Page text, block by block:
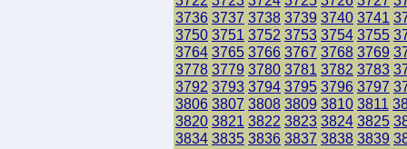
3736 3737 3738 3739 3740 3741
3750 3751 3752 3753 3754 3755
3764 3765 3766 3767 3768 3769
3778 3779 3780 3781 3782 3783
3792 3793 3794 3795 3796 3797
3806 3807 3808 3809 3810 3811
3820 3821 3822 3823 3824 3825
3834 3835 3836 3837 3838 3839